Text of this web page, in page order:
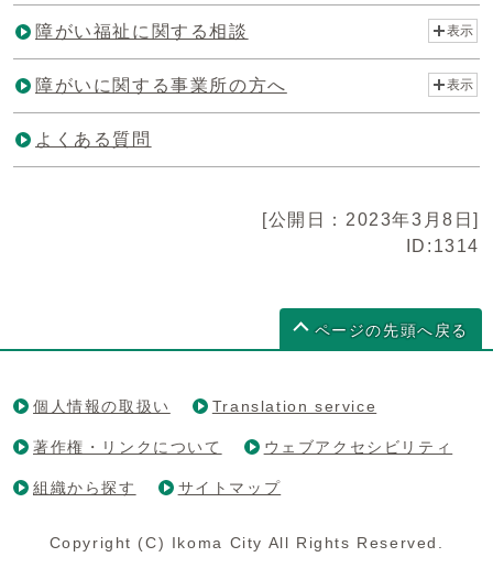
障がい福祉に関する相談 表示
障がいに関する事業所の方へ 表示
よくある質問
[公開日：2023年3月8日]
ID:1314
ページの先頭へ戻る
個人情報の取扱い Translation service
著作権・リンクについて ウェブアクセシビリティ
組織から探す サイトマップ
Copyright (C) Ikoma City All Rights Reserved.